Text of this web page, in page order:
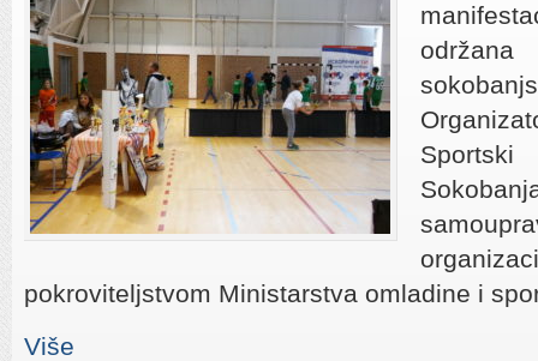
pokroviteljstvom Ministarstva omladine i
Više